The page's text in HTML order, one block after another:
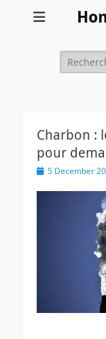
Search
for:
Charbon :
pour
Posted
5 December